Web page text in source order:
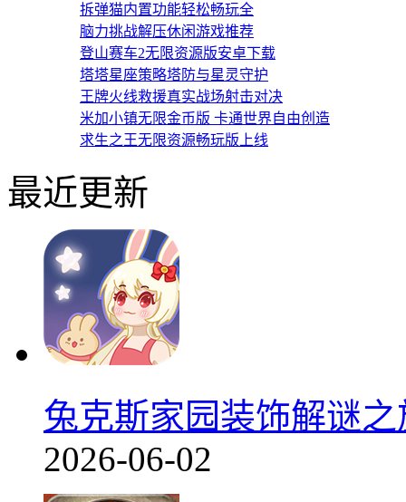
拆弹猫内置功能轻松畅玩全
脑力挑战解压休闲游戏推荐
登山赛车2无限资源版安卓下载
塔塔星座策略塔防与星灵守护
王牌火线救援真实战场射击对决
米加小镇无限金币版 卡通世界自由创造
求生之王无限资源畅玩版上线
最近更新
兔克斯家园装饰解谜
2026-06-02